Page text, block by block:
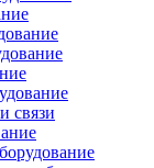
связи